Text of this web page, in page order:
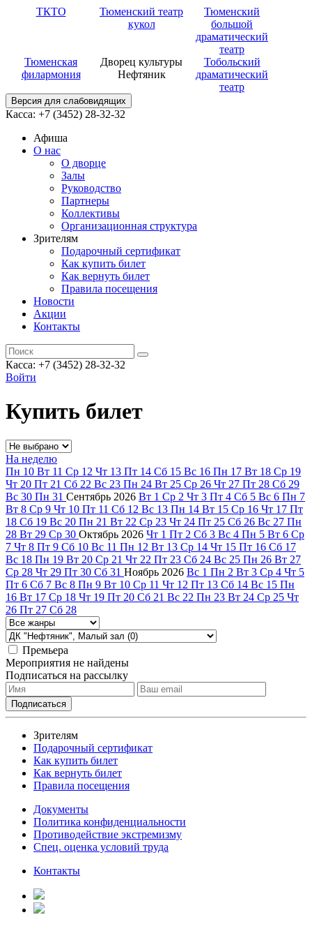
ТКТО
Тюменский театр
кукол
Тюменский
большой
драматический
театр
Тюменская
филармония
Дворец культуры
Нефтяник
Тобольский
драматический
театр
Версия для слабовидящих
Касса: +7 (3452) 28-32-32
Афиша
О нас
О дворце
Залы
Руководство
Партнеры
Коллективы
Организационная структура
Зрителям
Подарочный сертификат
Как купить билет
Как вернуть билет
Правила посещения
Новости
Акции
Контакты
Касса: +7 (3452) 28-32-32
Войти
Купить билет
На неделю
Пн 10 Вт 11 Ср 12 Чт 13 Пт 14 Сб 15 Вс 16 Пн 17 Вт 18 Ср 19
Чт 20 Пт 21 Сб 22 Вс 23 Пн 24 Вт 25 Ср 26 Чт 27 Пт 28 Сб 29
Вс 30 Пн 31 Сентябрь 2026 Вт 1 Ср 2 Чт 3 Пт 4 Сб 5 Вс 6 Пн 7
Вт 8 Ср 9 Чт 10 Пт 11 Сб 12 Вс 13 Пн 14 Вт 15 Ср 16 Чт 17 Пт
18 Сб 19 Вс 20 Пн 21 Вт 22 Ср 23 Чт 24 Пт 25 Сб 26 Вс 27 Пн
28 Вт 29 Ср 30 Октябрь 2026 Чт 1 Пт 2 Сб 3 Вс 4 Пн 5 Вт 6 Ср
7 Чт 8 Пт 9 Сб 10 Вс 11 Пн 12 Вт 13 Ср 14 Чт 15 Пт 16 Сб 17
Вс 18 Пн 19 Вт 20 Ср 21 Чт 22 Пт 23 Сб 24 Вс 25 Пн 26 Вт 27
Ср 28 Чт 29 Пт 30 Сб 31 Ноябрь 2026 Вс 1 Пн 2 Вт 3 Ср 4 Чт 5
Пт 6 Сб 7 Вс 8 Пн 9 Вт 10 Ср 11 Чт 12 Пт 13 Сб 14 Вс 15 Пн
16 Вт 17 Ср 18 Чт 19 Пт 20 Сб 21 Вс 22 Пн 23 Вт 24 Ср 25 Чт
26 Пт 27 Сб 28
Премьера
Мероприятия не найдены
Подписаться на рассылку
Зрителям
Подарочный сертификат
Как купить билет
Как вернуть билет
Правила посещения
Документы
Политика конфиденциальности
Противодействие экстремизму
Спец. оценка условий труда
Контакты